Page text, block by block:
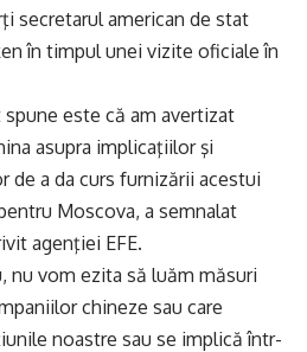
secretarul american de stat
în timpul unei vizite oficiale în
spune este că am avertizat
asupra implicaţiilor şi
de a da curs furnizării acestui
Moscova, a semnalat
agenţiei EFE.
nu vom ezita să luăm măsuri
chineze sau care
noastre sau se implică într-